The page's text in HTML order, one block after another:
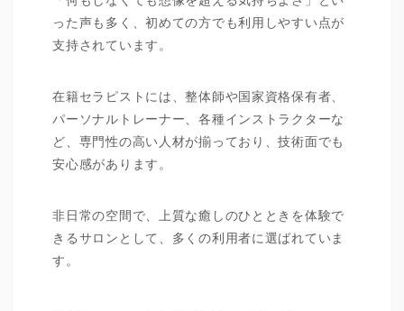
った声も多く、初めての方でも利用しやすい点が
支持されています。
在籍セラピストには、整体師や国家資格保有者、
パーソナルトレーナー、各種インストラクターな
ど、専門性の高い人材が揃っており、技術面でも
安心感があります。
非日常の空間で、上質な癒しのひとときを体験で
きるサロンとして、多くの利用者に選ばれていま
す。